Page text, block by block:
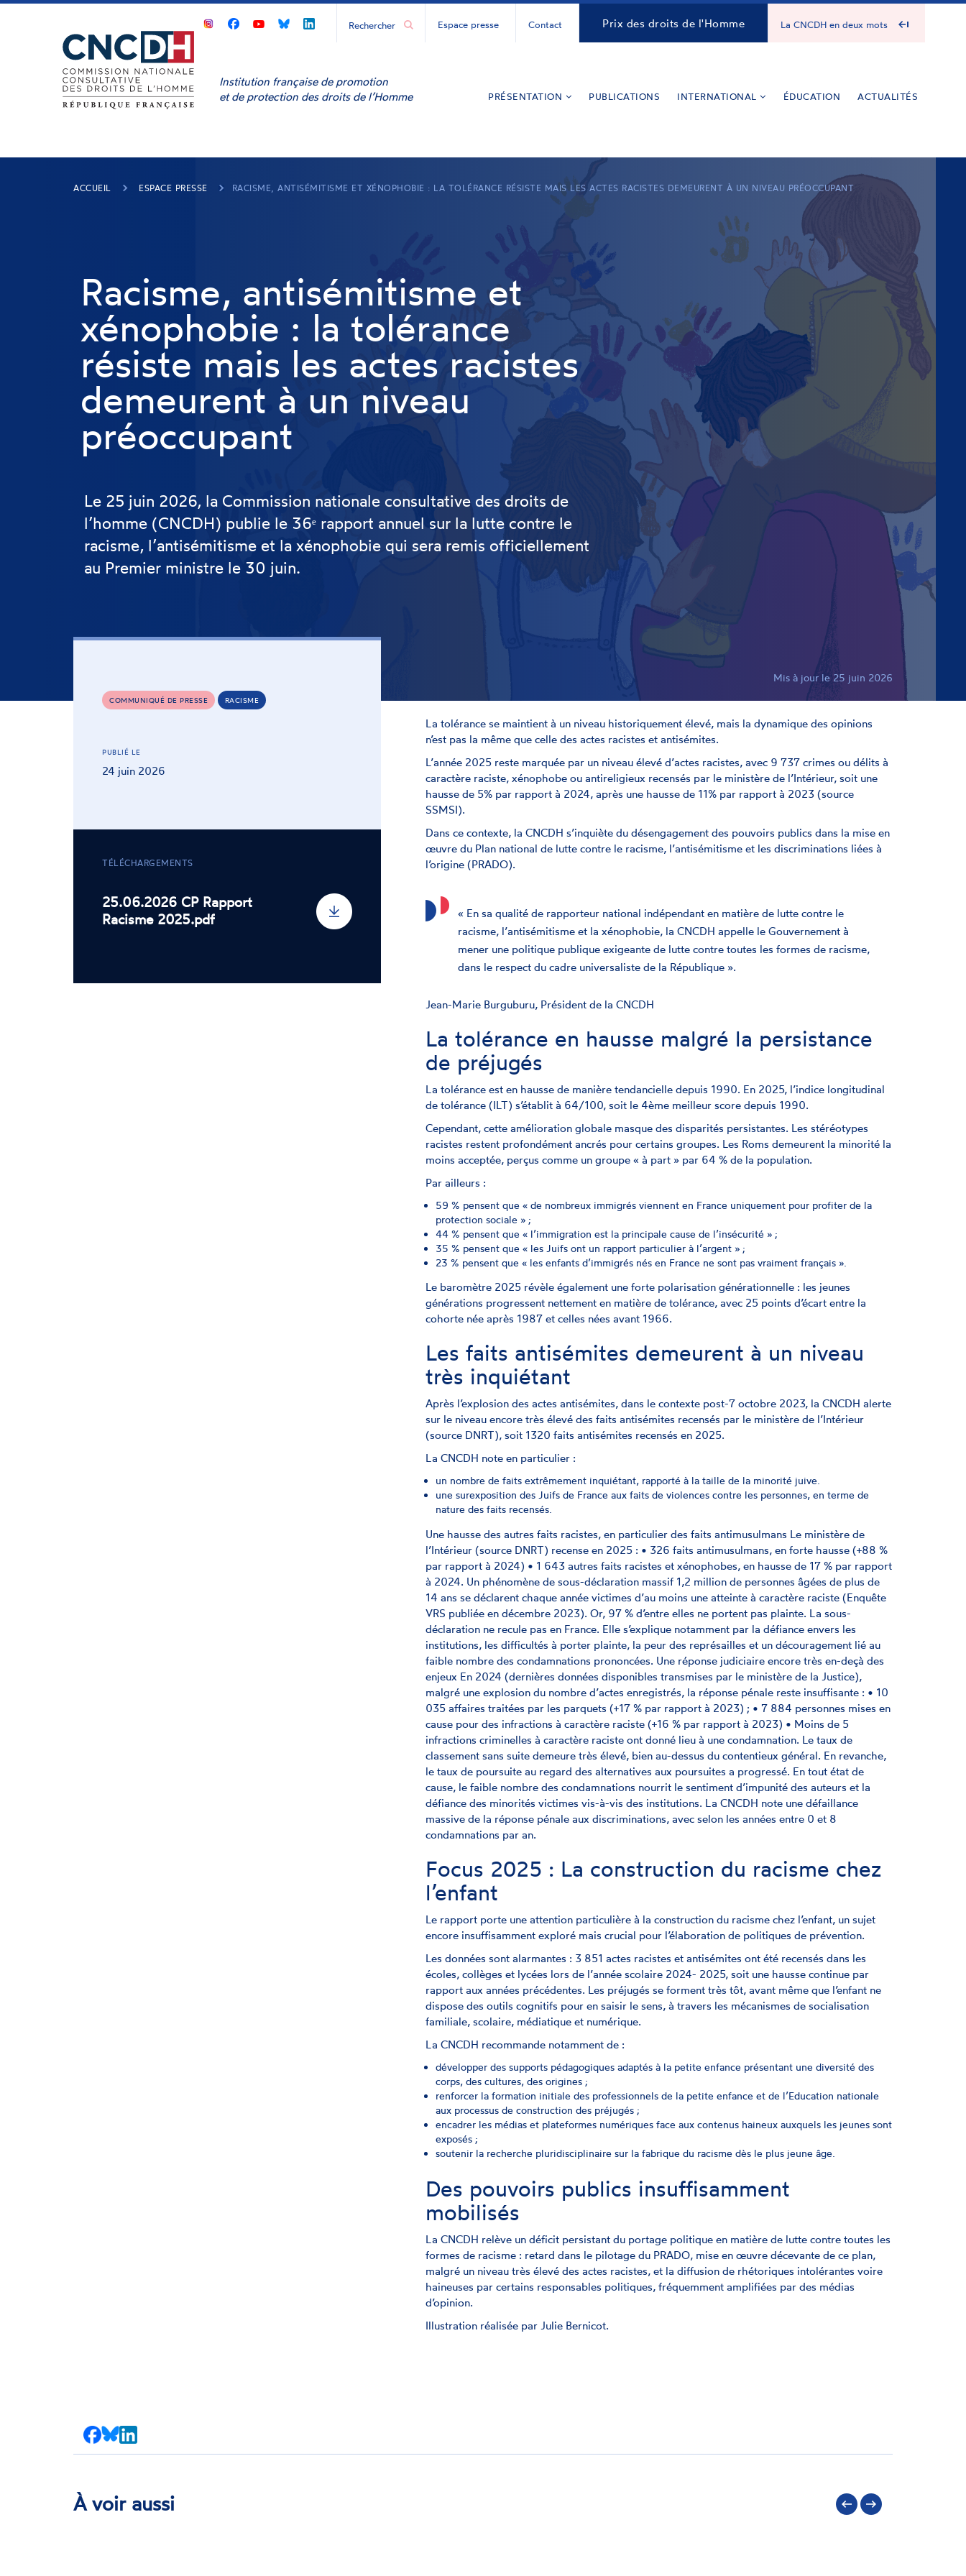
Panneau de gestion des cookies
CNCDHCNCDHCNCDHCNCDH
Espace presse Contact Prix des droits de l'Homme La CNCDH en deux mots
Institution française de promotion
et de protection des droits de l’Homme
PRÉSENTATION PUBLICATIONS INTERNATIONAL ÉDUCATION ACTUALITÉS
ACCUEIL ESPACE PRESSE RACISME, ANTISÉMITISME ET XÉNOPHOBIE : LA TOLÉRANCE RÉSISTE MAIS LES ACTES RACISTES DEMEURENT À UN NIVEAU PRÉOCCUPANT
Racisme, antisémitisme et
xénophobie : la tolérance
résiste mais les actes racistes
demeurent à un niveau
préoccupant
Le 25 juin 2026, la Commission nationale consultative des droits de
l’homme (CNCDH) publie le 36ᵉ rapport annuel sur la lutte contre le
racisme, l’antisémitisme et la xénophobie qui sera remis officiellement
au Premier ministre le 30 juin.
COMMUNIQUÉ DE PRESSE RACISME
PUBLIÉ LE
24 juin 2026
TÉLÉCHARGEMENTS
25.06.2026 CP Rapport
Racisme 2025.pdf
Mis à jour le 25 juin 2026
La tolérance se maintient à un niveau historiquement élevé, mais la dynamique des opinions
n’est pas la même que celle des actes racistes et antisémites.
L’année 2025 reste marquée par un niveau élevé d’actes racistes, avec 9 737 crimes ou délits à
caractère raciste, xénophobe ou antireligieux recensés par le ministère de l’Intérieur, soit une
hausse de 5% par rapport à 2024, après une hausse de 11% par rapport à 2023 (source
SSMSI).
Dans ce contexte, la CNCDH s’inquiète du désengagement des pouvoirs publics dans la mise en
œuvre du Plan national de lutte contre le racisme, l’antisémitisme et les discriminations liées à
l’origine (PRADO).
« En sa qualité de rapporteur national indépendant en matière de lutte contre le
racisme, l’antisémitisme et la xénophobie, la CNCDH appelle le Gouvernement à
mener une politique publique exigeante de lutte contre toutes les formes de racisme,
dans le respect du cadre universaliste de la République ».
Jean-Marie Burguburu, Président de la CNCDH
La tolérance en hausse malgré la persistance
de préjugés
La tolérance est en hausse de manière tendancielle depuis 1990. En 2025, l’indice longitudinal
de tolérance (ILT) s’établit à 64/100, soit le 4ème meilleur score depuis 1990.
Cependant, cette amélioration globale masque des disparités persistantes. Les stéréotypes
racistes restent profondément ancrés pour certains groupes. Les Roms demeurent la minorité la
moins acceptée, perçus comme un groupe « à part » par 64 % de la population.
Par ailleurs :
59 % pensent que « de nombreux immigrés viennent en France uniquement pour profiter de la
protection sociale » ;
44 % pensent que « l’immigration est la principale cause de l’insécurité » ;
35 % pensent que « les Juifs ont un rapport particulier à l’argent » ;
23 % pensent que « les enfants d’immigrés nés en France ne sont pas vraiment français ».
Le baromètre 2025 révèle également une forte polarisation générationnelle : les jeunes
générations progressent nettement en matière de tolérance, avec 25 points d’écart entre la
cohorte née après 1987 et celles nées avant 1966.
Les faits antisémites demeurent à un niveau
très inquiétant
Après l’explosion des actes antisémites, dans le contexte post-7 octobre 2023, la CNCDH alerte
sur le niveau encore très élevé des faits antisémites recensés par le ministère de l’Intérieur
(source DNRT), soit 1320 faits antisémites recensés en 2025.
La CNCDH note en particulier :
un nombre de faits extrêmement inquiétant, rapporté à la taille de la minorité juive.
une surexposition des Juifs de France aux faits de violences contre les personnes, en terme de
nature des faits recensés.
Une hausse des autres faits racistes, en particulier des faits antimusulmans Le ministère de
l’Intérieur (source DNRT) recense en 2025 : • 326 faits antimusulmans, en forte hausse (+88 %
par rapport à 2024) • 1 643 autres faits racistes et xénophobes, en hausse de 17 % par rapport
à 2024. Un phénomène de sous-déclaration massif 1,2 million de personnes âgées de plus de
14 ans se déclarent chaque année victimes d’au moins une atteinte à caractère raciste (Enquête
VRS publiée en décembre 2023). Or, 97 % d’entre elles ne portent pas plainte. La sous-
déclaration ne recule pas en France. Elle s’explique notamment par la défiance envers les
institutions, les difficultés à porter plainte, la peur des représailles et un découragement lié au
faible nombre des condamnations prononcées. Une réponse judiciaire encore très en-deçà des
enjeux En 2024 (dernières données disponibles transmises par le ministère de la Justice),
malgré une explosion du nombre d’actes enregistrés, la réponse pénale reste insuffisante : • 10
035 affaires traitées par les parquets (+17 % par rapport à 2023) ; • 7 884 personnes mises en
cause pour des infractions à caractère raciste (+16 % par rapport à 2023) • Moins de 5
infractions criminelles à caractère raciste ont donné lieu à une condamnation. Le taux de
classement sans suite demeure très élevé, bien au-dessus du contentieux général. En revanche,
le taux de poursuite au regard des alternatives aux poursuites a progressé. En tout état de
cause, le faible nombre des condamnations nourrit le sentiment d’impunité des auteurs et la
défiance des minorités victimes vis-à-vis des institutions. La CNCDH note une défaillance
massive de la réponse pénale aux discriminations, avec selon les années entre 0 et 8
condamnations par an.
Focus 2025 : La construction du racisme chez
l’enfant
Le rapport porte une attention particulière à la construction du racisme chez l’enfant, un sujet
encore insuffisamment exploré mais crucial pour l’élaboration de politiques de prévention.
Les données sont alarmantes : 3 851 actes racistes et antisémites ont été recensés dans les
écoles, collèges et lycées lors de l’année scolaire 2024- 2025, soit une hausse continue par
rapport aux années précédentes. Les préjugés se forment très tôt, avant même que l’enfant ne
dispose des outils cognitifs pour en saisir le sens, à travers les mécanismes de socialisation
familiale, scolaire, médiatique et numérique.
La CNCDH recommande notamment de :
développer des supports pédagogiques adaptés à la petite enfance présentant une diversité des
corps, des cultures, des origines ;
renforcer la formation initiale des professionnels de la petite enfance et de l’Education nationale
aux processus de construction des préjugés ;
encadrer les médias et plateformes numériques face aux contenus haineux auxquels les jeunes sont
exposés ;
soutenir la recherche pluridisciplinaire sur la fabrique du racisme dès le plus jeune âge.
Des pouvoirs publics insuffisamment
mobilisés
La CNCDH relève un déficit persistant du portage politique en matière de lutte contre toutes les
formes de racisme : retard dans le pilotage du PRADO, mise en œuvre décevante de ce plan,
malgré un niveau très élevé des actes racistes, et la diffusion de rhétoriques intolérantes voire
haineuses par certains responsables politiques, fréquemment amplifiées par des médias
d’opinion.
Illustration réalisée par Julie Bernicot.
À voir aussi